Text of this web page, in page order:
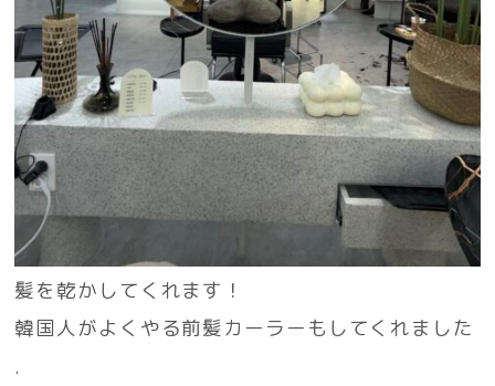
髪を乾かしてくれます！
韓国人がよくやる前髪カーラーもしてくれました
.